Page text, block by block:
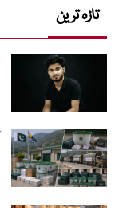
تازہ ترین